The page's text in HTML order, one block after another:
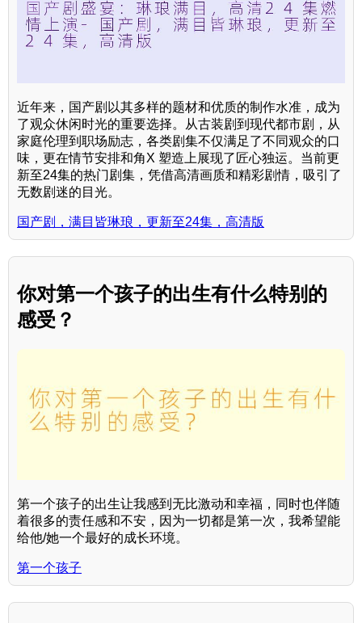
近年来，国产剧以其多样的题材和优质的制作水准，成为
了观众休闲时光的重要选择。从古装剧到现代都市剧，从
家庭伦理到职场励志，各类剧集不仅满足了不同观众的口
味，更在情节安排和角X 塑造上展现了匠心独运。当前更
新至24集的热门剧集，凭借高清画质和精彩剧情，吸引了
无数剧迷的目光。
国产剧，满目皆琳琅，更新至24集，高清版
你对第一个孩子的出生有什么特别的
感受？
第一个孩子的出生让我感到无比激动和幸福，同时也伴随
着很多的责任感和不安，因为一切都是第一次，我希望能
给他/她一个最好的成长环境。
第一个孩子